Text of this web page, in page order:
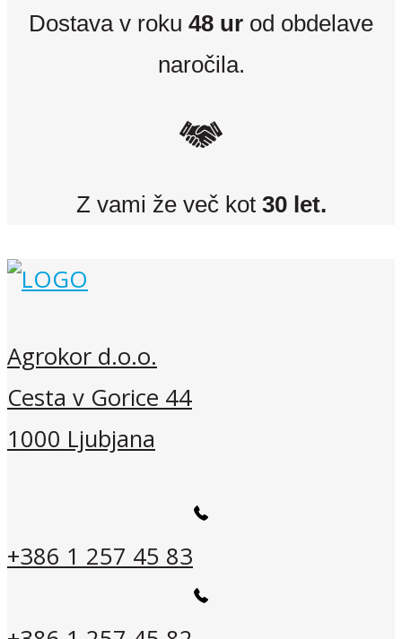
Dostava v roku 48 ur od obdelave
naročila.
Z vami že več kot 30 let.
Agrokor d.o.o.
Cesta v Gorice 44
1000 Ljubjana
+386 1 257 45 83